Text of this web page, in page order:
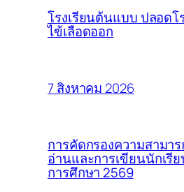
โรงเรียนต้นแบบ ปลอดโ
ไข้เลือดออก
7 สิงหาคม 2026
การคัดกรองความสามา
อ่านและการเขียนนักเรี
การศึกษา 2569